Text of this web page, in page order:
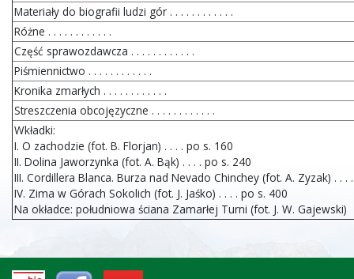
Materiały do biografii ludzi gór . . . . . . . . . . . .
Różne . . . . . . . . . . . .
Część sprawozdawcza . . . . . . . . . . . .
Piśmiennictwo . . . . . . . . . . . .
Kronika zmarłych . . . . . . . . . . . .
Streszczenia obcojęzyczne . . . . . . . . . . . .
Wkładki:
I. O zachodzie (fot. B. Florjan) . . . . po s. 160
II. Dolina Jaworzynka (fot. A. Bąk) . . . . po s. 240
III. Cordillera Blanca. Burza nad Nevado Chinchey (fot. A. Zyzak) . . .
IV. Zima w Górach Sokolich (fot. J. Jaśko) . . . . po s. 400
Na okładce: południowa ściana Zamarłej Turni (fot. J. W. Gajewski)